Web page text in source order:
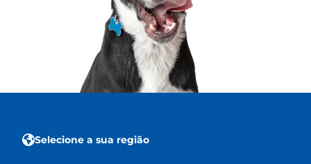
Selecione a sua região